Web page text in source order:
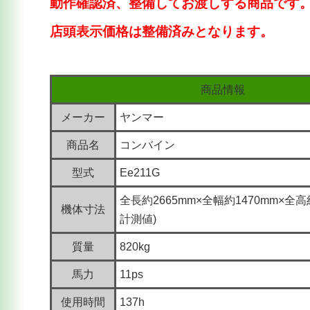
動作確認済、 整備してお渡しする商品です。
店頭表示価格は整備済みとなります。
商品情報
メーカー ヤンマー
商品名 コンバイン
型式 Ee211G
機体寸法
全長約2665mm×全幅約1470mm×全高
計測値)
質量 820kg
馬力 11ps
使用時間 137h